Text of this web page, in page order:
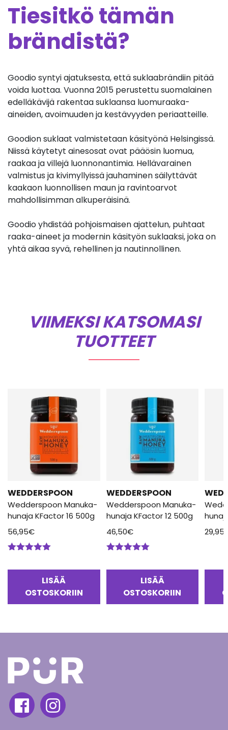
Tiesitkö tämän
brändistä?
Goodio syntyi ajatuksesta, että suklaabrändiin pitää
voida luottaa. Vuonna 2015 perustettu suomalainen
edelläkävijä rakentaa suklaansa luomuraaka-
aineiden, avoimuuden ja kestävyyden periaatteille.
Goodion suklaat valmistetaan käsityönä Helsingissä.
Niissä käytetyt ainesosat ovat pääösin luomua,
raakaa ja villejä luonnonantimia. Hellävarainen
valmistus ja kivimyllyissä jauhaminen säilyttävät
kaakaon luonnollisen maun ja ravintoarvot
mahdollisimman alkuperäisinä.
Goodio yhdistää pohjoismaisen ajattelun, puhtaat
raaka-aineet ja modernin käsityön suklaaksi, joka on
yhtä aikaa syvä, rehellinen ja nautinnollinen.
VIIMEKSI KATSOMASI
TUOTTEET
WEDDERSPOON
Wedderspoon Manuka-
hunaja KFactor 16 500g
56,95€
LISÄÄ
OSTOSKORIIN
WEDDERSPOON
Wedderspoon Manuka-
hunaja KFactor 12 500g
46,50€
LISÄÄ
OSTOSKORIIN
29,95